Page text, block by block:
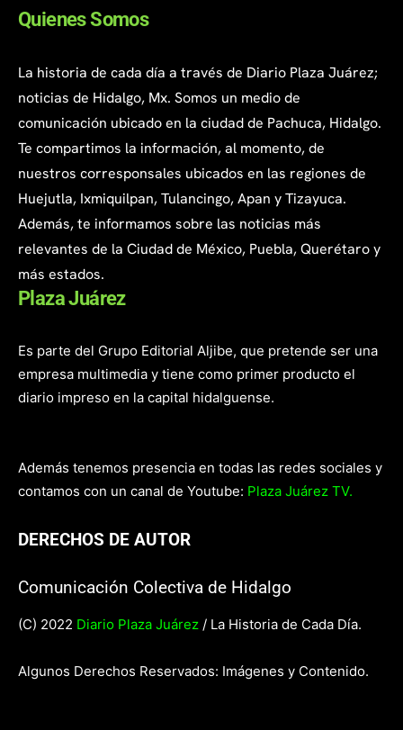
Quienes Somos
La historia de cada día a través de Diario Plaza Juárez;
noticias de Hidalgo, Mx. Somos un medio de
comunicación ubicado en la ciudad de Pachuca, Hidalgo.
Te compartimos la información, al momento, de
nuestros corresponsales ubicados en las regiones de
Huejutla, Ixmiquilpan, Tulancingo, Apan y Tizayuca.
Además, te informamos sobre las noticias más
relevantes de la Ciudad de México, Puebla, Querétaro y
más estados.
Plaza Juárez
Es parte del Grupo Editorial Aljibe, que pretende ser una
empresa multimedia y tiene como primer producto el
diario impreso en la capital hidalguense.
Además tenemos presencia en todas las redes sociales y
contamos con un canal de Youtube: Plaza Juárez TV.
DERECHOS DE AUTOR
Comunicación Colectiva de Hidalgo
(C) 2022 Diario Plaza Juárez / La Historia de Cada Día.
Algunos Derechos Reservados: Imágenes y Contenido.